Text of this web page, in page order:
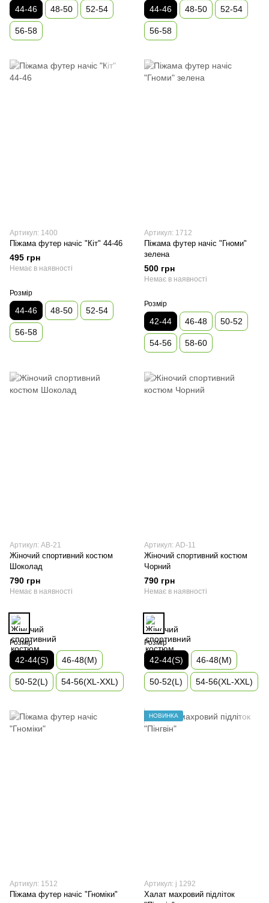
44-46 48-50 52-54
56-58
44-46 48-50 52-54
56-58
Артикул: 1400
Піжама футер начіс "Кіт" 44-46
495 грн
Немає в наявності
Розмір
44-46 48-50 52-54
56-58
Артикул: 1712
Піжама футер начіс "Гноми"
зелена
500 грн
Немає в наявності
Розмір
42-44 46-48 50-52
54-56 58-60
Артикул: AB-21
Жіночий спортивний костюм
Шоколад
790 грн
Немає в наявності
Розмір
42-44(S) 46-48(М)
50-52(L) 54-56(XL-XXL)
Артикул: AD-11
Жіночий спортивний костюм
Чорний
790 грн
Немає в наявності
Розмір
42-44(S) 46-48(М)
50-52(L) 54-56(XL-XXL)
Артикул: 1512
Піжама футер начіс "Гноміки"
НОВИНКА
Артикул: j 1292
Халат махровий підліток